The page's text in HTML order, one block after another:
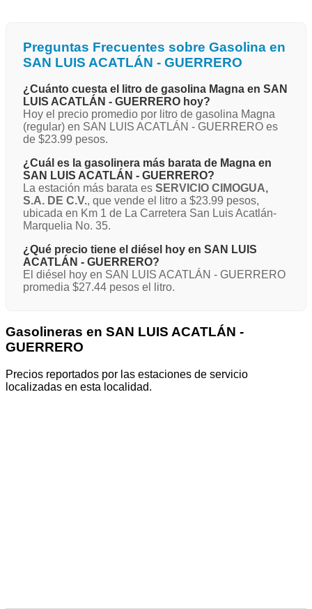
Preguntas Frecuentes sobre Gasolina en
SAN LUIS ACATLÁN - GUERRERO
¿Cuánto cuesta el litro de gasolina Magna en SAN
LUIS ACATLÁN - GUERRERO hoy?
Hoy el precio promedio por litro de gasolina Magna
(regular) en SAN LUIS ACATLÁN - GUERRERO es
de $23.99 pesos.
¿Cuál es la gasolinera más barata de Magna en
SAN LUIS ACATLÁN - GUERRERO?
La estación más barata es SERVICIO CIMOGUA,
S.A. DE C.V., que vende el litro a $23.99 pesos,
ubicada en Km 1 de La Carretera San Luis Acatlán-
Marquelia No. 35.
¿Qué precio tiene el diésel hoy en SAN LUIS
ACATLÁN - GUERRERO?
El diésel hoy en SAN LUIS ACATLÁN - GUERRERO
promedia $27.44 pesos el litro.
Gasolineras en SAN LUIS ACATLÁN -
GUERRERO
Precios reportados por las estaciones de servicio
localizadas en esta localidad.